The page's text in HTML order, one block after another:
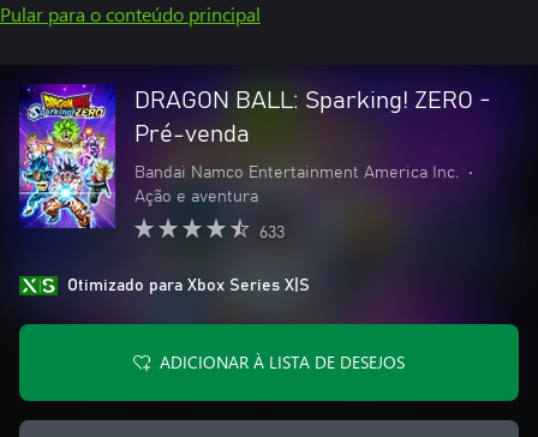
Pular para o conteúdo principal
DRAGON BALL: Sparking! ZERO -
Pré-venda
Bandai Namco Entertainment America Inc.
•
Ação e aventura
633
Otimizado para Xbox Series X|S
ADICIONAR À LISTA DE DESEJOS